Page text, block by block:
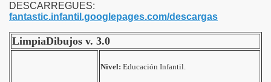
DESCARREGUES:
fantastic.infantil.googlepages.com/descargas
LimpiaDibujos v. 3.0
Nivel: Educación Infantil.